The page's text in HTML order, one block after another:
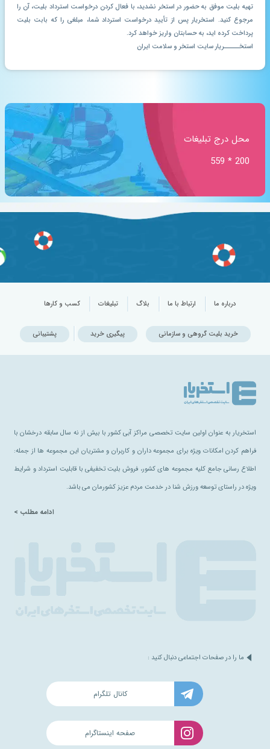
تهیه بلیت موفق به حضور در استخر نشدید، با فعال کردن درخواست استرداد بلیت، آن را
مرجوع کنید. استخریار پس از تأیید درخواست استرداد شما، مبلغی را که بابت بلیت
پرداخت کرده اید، به حسابتان واریز خواهد کرد.
استخـــــریار سایت استخر و سلامت ایران
محل درج تبلیغات
200 * 559
درباره ما ارتباط با ما بلاگ تبلیغات کسب و کارها
خرید بلیت گروهی و سازمانی پیگیری خرید پشتیبانی
استخریار به عنوان اولین سایت تخصصی مراکز آبی کشور با بیش از نه سال سابقه درخشان با
فراهم کردن امکانات ویژه برای مجموعه داران و کاربران و مشتریان این مجموعه ها از جمله:
اطلاع رسانی جامع کلیه مجموعه های کشور، فروش بلیت تخفیفی با قابلیت استرداد و شرایط
ویژه در راستای توسعه ورزش شنا در خدمت مردم عزیز کشورمان می باشد.
ادامه مطلب >
ما را در صفحات اجتماعی دنبال کنید :
کانال تلگرام
صفحه اینستاگرام